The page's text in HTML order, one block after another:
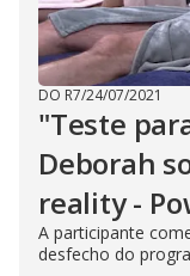
DO R7/24/07/2021
"Teste
Deborah
reality -
A participante
desfecho do